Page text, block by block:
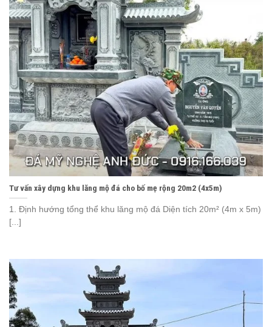
Tư vấn xây dựng khu lăng mộ đá cho bố mẹ rộng 20m2 (4x5m)
1. Định hướng tổng thể khu lăng mộ đá Diện tích 20m² (4m x 5m)
[...]